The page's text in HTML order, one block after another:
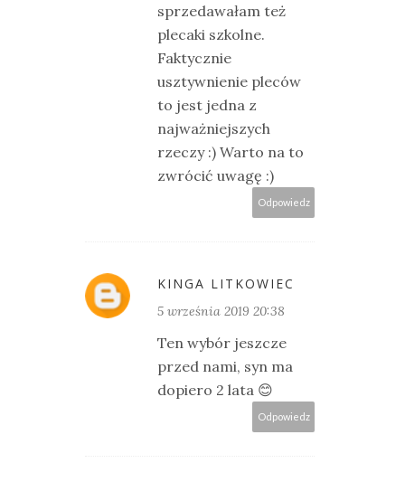
sprzedawałam też
plecaki szkolne.
Faktycznie
usztywnienie pleców
to jest jedna z
najważniejszych
rzeczy :) Warto na to
zwrócić uwagę :)
Odpowiedz
KINGA LITKOWIEC
5 września 2019 20:38
Ten wybór jeszcze
przed nami, syn ma
dopiero 2 lata 😊
Odpowiedz